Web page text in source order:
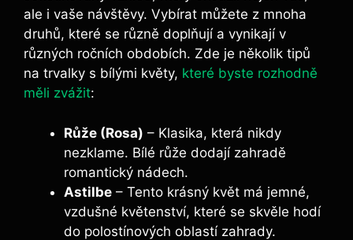
ale i ⁣vaše návštěvy. Vybírat můžete‌ z mnoha
druhů, které se různě doplňují a⁤ vynikají v
různých ročních obdobích. Zde ​je několik tipů
na trvalky s ⁤bílými‍ květy, které byste rozhodně
měli zvážit:
Růže ​(Rosa) – Klasika, která nikdy⁢
nezklame. Bílé růže dodají zahradě
romantický nádech.
Astilbe – Tento krásný květ má jemné,
vzdušné květenství, které se skvěle hodí
do polostínových oblastí zahrady.